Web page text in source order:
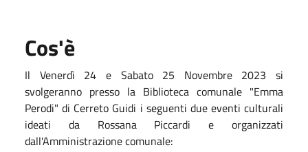
Cos'è
Il Venerdì 24 e Sabato 25 Novembre 2023 si
svolgeranno presso la Biblioteca comunale "Emma
Perodi" di Cerreto Guidi i seguenti due eventi culturali
ideati da Rossana Piccardi e organizzati
dall'Amministrazione comunale: